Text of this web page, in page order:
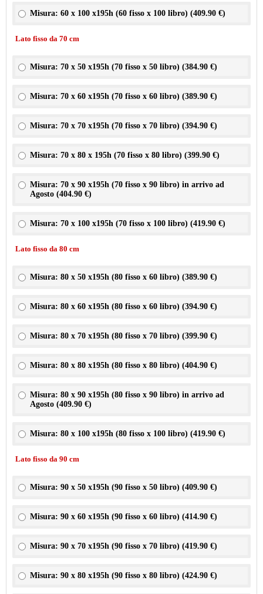
Misura: 60 x 100 x195h (60 fisso x 100 libro) (409.90 €)
Lato fisso da 70 cm
Misura: 70 x 50 x195h (70 fisso x 50 libro) (384.90 €)
Misura: 70 x 60 x195h (70 fisso x 60 libro) (389.90 €)
Misura: 70 x 70 x195h (70 fisso x 70 libro) (394.90 €)
Misura: 70 x 80 x 195h (70 fisso x 80 libro) (399.90 €)
Misura: 70 x 90 x195h (70 fisso x 90 libro) in arrivo ad
Agosto (404.90 €)
Misura: 70 x 100 x195h (70 fisso x 100 libro) (419.90 €)
Lato fisso da 80 cm
Misura: 80 x 50 x195h (80 fisso x 60 libro) (389.90 €)
Misura: 80 x 60 x195h (80 fisso x 60 libro) (394.90 €)
Misura: 80 x 70 x195h (80 fisso x 70 libro) (399.90 €)
Misura: 80 x 80 x195h (80 fisso x 80 libro) (404.90 €)
Misura: 80 x 90 x195h (80 fisso x 90 libro) in arrivo ad
Agosto (409.90 €)
Misura: 80 x 100 x195h (80 fisso x 100 libro) (419.90 €)
Lato fisso da 90 cm
Misura: 90 x 50 x195h (90 fisso x 50 libro) (409.90 €)
Misura: 90 x 60 x195h (90 fisso x 60 libro) (414.90 €)
Misura: 90 x 70 x195h (90 fisso x 70 libro) (419.90 €)
Misura: 90 x 80 x195h (90 fisso x 80 libro) (424.90 €)